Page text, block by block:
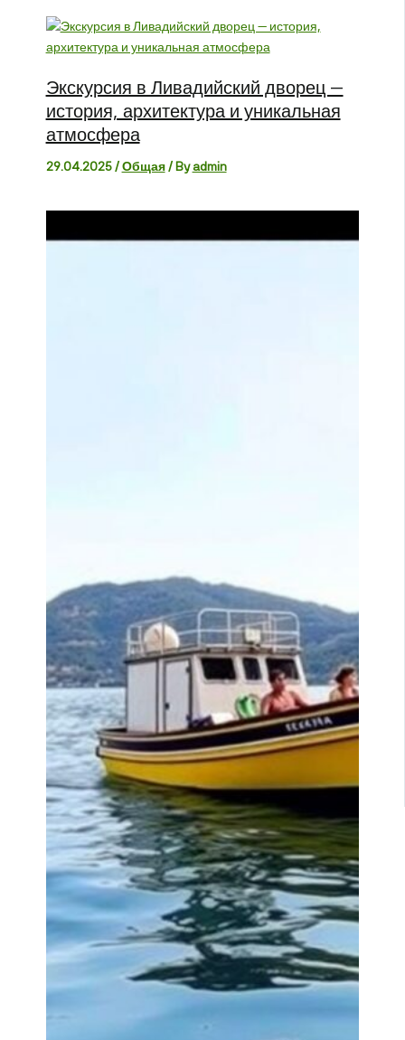
Экскурсия в Ливадийский дворец —
история, архитектура и уникальная
атмосфера
29.04.2025/Общая/ Byadmin